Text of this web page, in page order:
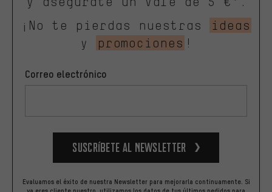
¡No te pierdas nuestras
ideas
y
promociones !
Correo electrónico
Suscríbete al newsletter
Evaluamos el éxito de nuestra Newsletter para mejorarla continuamente. Si